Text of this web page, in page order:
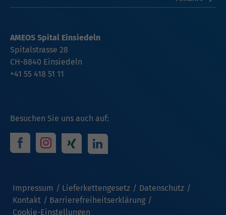
Besuchen Sie uns auch auf:
Impressum Lieferkettengesetz
Datenschutz
Kontakt
Barrierefreiheitserklärung
Cookie-Einstellungen
AMEOS Spital Einsiedeln
Spitalstrasse 28
CH-8840 Einsiedeln
+41 55 418 51 11